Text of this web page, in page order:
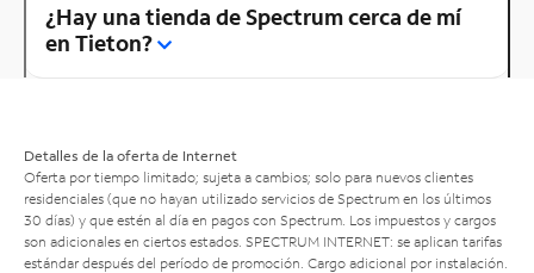
¿Hay una tienda de Spectrum cerca de mí
en Tieton?
Detalles de la oferta de Internet
Oferta por tiempo limitado; sujeta a cambios; solo para nuevos clientes
residenciales (que no hayan utilizado servicios de Spectrum en los últimos
30 días) y que estén al día en pagos con Spectrum. Los impuestos y cargos
son adicionales en ciertos estados. SPECTRUM INTERNET: se aplican tarifas
estándar después del período de promoción. Cargo adicional por instalación.